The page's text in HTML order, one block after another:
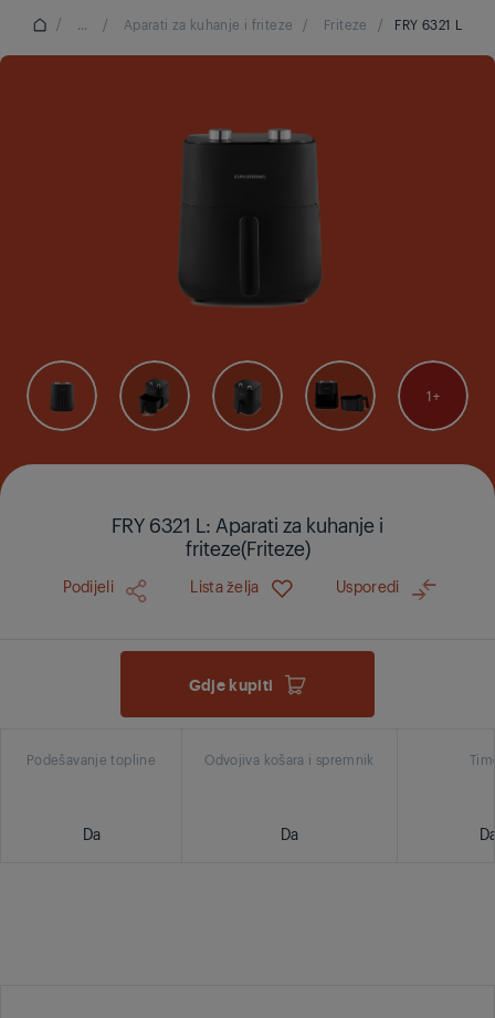
/ ... / Aparati za kuhanje i friteze / Friteze / FRY 6321 L
1
FRY 6321 L: Aparati za kuhanje i
friteze(Friteze)
Podijeli Lista želja Usporedi
Gdje kupiti
Podešavanje topline
Da
Odvojiva košara i spremnik
Da